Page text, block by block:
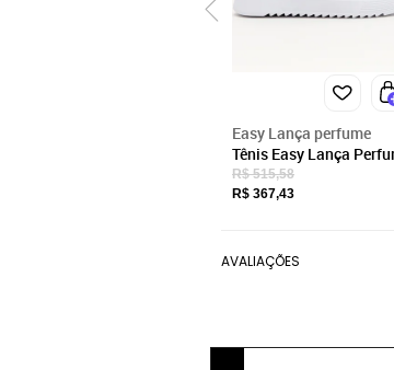
Easy Lança perfume
Tênis Easy Lança
Logo Lateral Ve25
Feminino
R$ 515,58
R$ 367,43
AVALIAÇÕES